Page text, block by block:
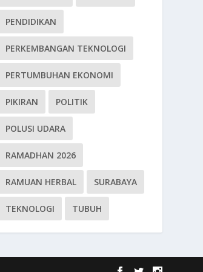
PENDIDIKAN
PERKEMBANGAN TEKNOLOGI
PERTUMBUHAN EKONOMI
PIKIRAN POLITIK
POLUSI UDARA
RAMADHAN 2026
RAMUAN HERBAL SURABAYA
TEKNOLOGI TUBUH